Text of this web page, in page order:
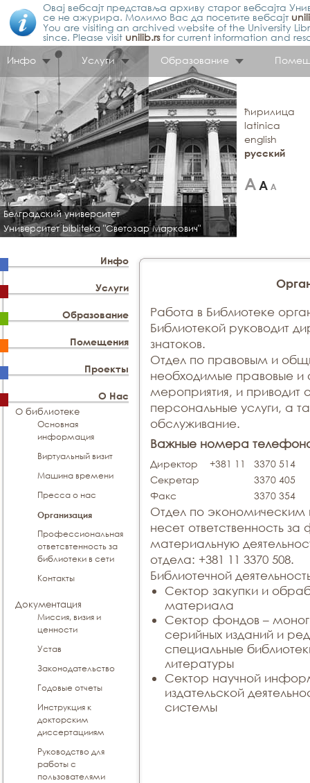
Овај вебсајт представља архиву старог вебсајта
се не ажурира. Молимо Вас да посетите вебсајт
You are visiting an archived website of the University
since. Please visit unilib.rsfor current information and
Инфо
Услуги Образование
Белградский университет
Университет bibliteka "Светозар Маркович"
ћирилица
latinica
english
русский
Инфо
Услуги
Образование
Помещения
Проекты
О Нас
О библиотеке
Основная
информация
Виртуальный визит
Машина времени
Пресса о нас
Организация
Профессиональная
ответсвтенность за
библиотеки в сети
Контакты
Документация
Миссия, визия и
ценности
Устав
Законодательство
Годовые отчеты
Инструкция к
докторским
диссертацииям
Руководство для
работы с
пользователями
Работа в Библиотеке
Библиотекой руководит
знатоков.
Отдел по правовым и
необходимые правовые и
мероприятия, и
персональные услуги, а
обслуживание.
Важные номера
Директор +381 11
3370 514
Секретар
3370 405
Факс
3370 354
Отдел по
несет ответственность
материальную
отдела: +381 11 3370 508.
Библиотечной
Сектор закупки и
материала
Сектор фондов –
серийных изданий и
специальные
литературы
Сектор научной
издательской
системы